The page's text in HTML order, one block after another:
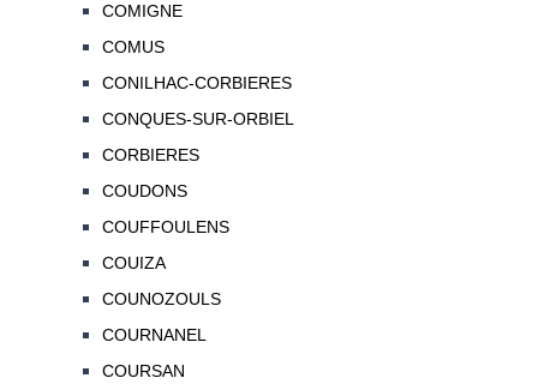
COMIGNE
COMUS
CONILHAC-CORBIERES
CONQUES-SUR-ORBIEL
CORBIERES
COUDONS
COUFFOULENS
COUIZA
COUNOZOULS
COURNANEL
COURSAN